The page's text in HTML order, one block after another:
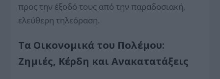
προς την έξοδό τους από την παραδοσιακή,
ελεύθερη τηλεόραση.
Τα Οικονομικά του Πολέμου:
Ζημιές, Κέρδη και Ανακατατάξεις